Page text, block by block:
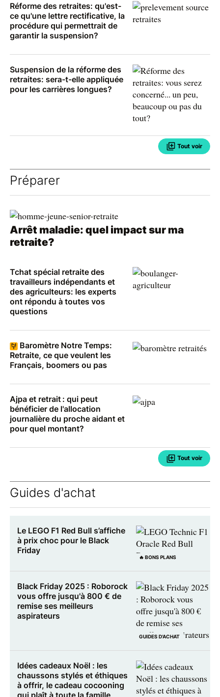
Réforme des retraites: qu'est-
ce qu'une lettre rectificative, la
procédure qui permettrait de
garantir la suspension?
Suspension de la réforme des
retraites: sera-t-elle appliquée
pour les carrières longues?
Tout voir
Préparer
Arrêt maladie: quel impact sur ma
retraite?
Tchat spécial retraite des
travailleurs indépendants et
des agriculteurs: les experts
ont répondu à toutes vos
questions
Baromètre Notre Temps:
Retraite, ce que veulent les
Français, boomers ou pas
Ajpa et retrait : qui peut
bénéficier de l'allocation
journalière du proche aidant et
pour quel montant?
Tout voir
Guides d'achat
🔥 BONS PLANS
Le LEGO F1 Red Bull s’affiche
à prix choc pour le Black
Friday
GUIDES D'ACHAT
Black Friday 2025 : Roborock
vous offre jusqu'à 800 € de
remise ses meilleurs
aspirateurs
Idées cadeaux Noël : les
chaussons stylés et éthiques
à offrir, le cadeau cocooning
qui plaît à toute la famille